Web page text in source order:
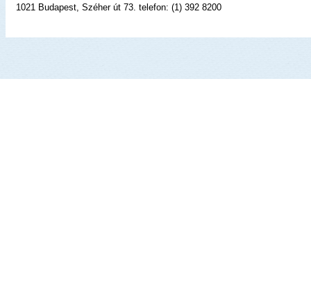
1021 Budapest, Széher út 73. telefon: (1) 392 8200